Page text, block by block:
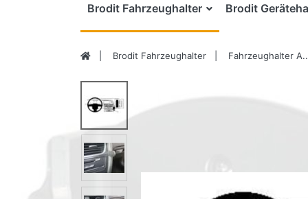
Brodit Fahrzeughalter Brodit
Brodit Fahrzeughalter Fahrzeughalter